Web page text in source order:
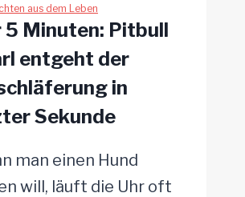
Welpen
ins
Versteck
aus dem Leben
5 Minuten: Pitbull
entgeht der
in
Sekunde
man einen Hund
will, läuft die Uhr oft